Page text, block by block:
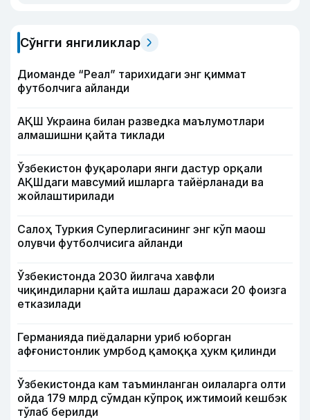
Сўнгги янгиликлар
Диоманде “Реал” тарихидаги энг қиммат
футболчига айланди
АҚШ Украина билан разведка маълумотлари
алмашишни қайта тиклади
Ўзбекистон фуқаролари янги дастур орқали
АҚШдаги мавсумий ишларга тайёрланади ва
жойлаштирилади
Салоҳ Туркия Суперлигасининг энг кўп маош
олувчи футболчисига айланди
Ўзбекистонда 2030 йилгача хавфли
чиқиндиларни қайта ишлаш даражаси 20 фоизга
етказилади
Германияда пиёдаларни уриб юборган
афғонистонлик умрбод қамоққа ҳукм қилинди
Ўзбекистонда кам таъминланган оилаларга олти
ойда 179 млрд сўмдан кўпроқ ижтимоий кешбэк
тўлаб берилди